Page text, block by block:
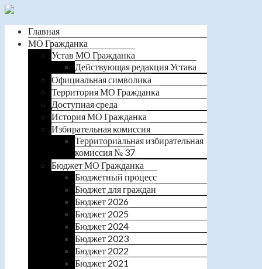
Главная
МО Гражданка
Устав МО Гражданка
Действующая редакция Устава
Официальная символика
Территория МО Гражданка
Доступная среда
История МО Гражданка
Избирательная комиссия
Территориальная избирательная
комиссия № 37
Бюджет МО Гражданка
Бюджетный процесс
Бюджет для граждан
Бюджет 2026
Бюджет 2025
Бюджет 2024
Бюджет 2023
Бюджет 2022
Бюджет 2021